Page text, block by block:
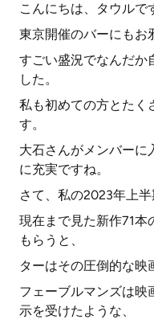
こんにちは、タウルで
東京開催のバーにもお
すごい盛況でなんだか
した。
私も初めての方とたく
す。
大石さんがメンバーに
に充実ですね。
さて、私の2023年上半
現在まで見た新作71本
もらうと、
ターはその圧倒的な映
フェーブルマンズは映
示を受けたような、